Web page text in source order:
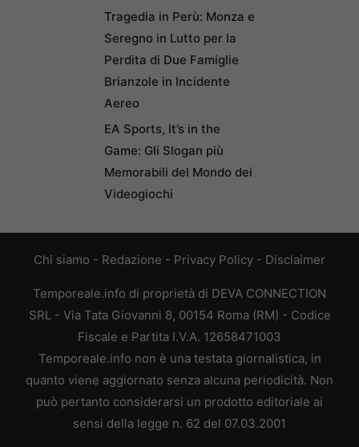
Tragedia in Perù: Monza e
Seregno in Lutto per la
Perdita di Due Famiglie
Brianzole in Incidente
Aereo
EA Sports, It’s in the
Game: Gli Slogan più
Memorabili del Mondo dei
Videogiochi
Chi siamo - Redazione - Privacy Policy - Disclaimer
Temporeale.info di proprietà di DEVA CONNECTION
SRL - Via Tata Giovanni 8, 00154 Roma (RM) - Codice
Fiscale e Partita I.V.A. 12658471003
Temporeale.info non è una testata giornalistica, in
quanto viene aggiornato senza alcuna periodicità. Non
può pertanto considerarsi un prodotto editoriale ai
sensi della legge n. 62 del 07.03.2001